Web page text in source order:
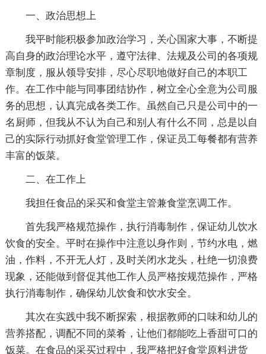
一、政治思想上
我平时能积极参加政治学习，关心国家大事，不断提
高自身的政治理论水平，遵守法律、法规及公司的各项规
章制度，服从领导安排，尽心尽职地做好自己的本职工
作。在工作中能与同事团结协作，树立全心全意为公司服
务的思想，认真完成各类工作。虽然自己只是公司中的一
名厨师，但我从不认为自己和别人有什么不同，总是以自
己的实际行动抓好食堂管理工作，保证员工每餐都有营养
丰富的饭菜。
二、在工作上
我担任食品的采买和食堂主管兼食堂烹调工作。
首先我严格规范操作，执行消毒制作，保证幼儿饮水
饮食的安全。平时在操作中注意以身作则，节约水电，燃
油，作料，不开无人灯，及时关闭水龙头，杜绝一切浪费
现象，还能做到督促其他工作人员严格按规范操作，严格
执行消毒制作，确保幼儿饮食和饮水安全。
其次在实践中我不断探索，根据教师的口味和幼儿的
营养搭配，调配不同的菜肴，让他们都能吃上香甜可口的
饭菜。在食品的采买过程中，我严格把好食堂原料进货